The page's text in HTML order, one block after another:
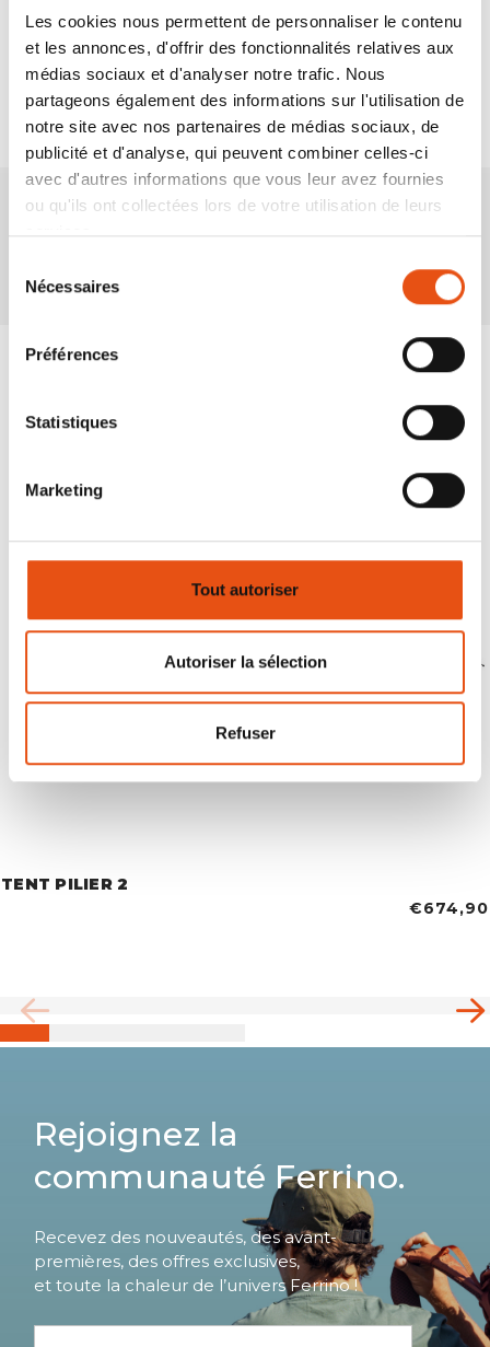
Les cookies nous permettent de personnaliser le contenu
et les annonces, d'offrir des fonctionnalités relatives aux
médias sociaux et d'analyser notre trafic. Nous
partageons également des informations sur l'utilisation de
notre site avec nos partenaires de médias sociaux, de
publicité et d'analyse, qui peuvent combiner celles-ci
avec d'autres informations que vous leur avez fournies
ou qu'ils ont collectées lors de votre utilisation de leurs
services.
Nécessaires
Préférences
Statistiques
Marketing
Tout autoriser
Autoriser la sélection
Refuser
Produits associés
TENT PILIER 2
€674,90
Rejoignez la
communauté Ferrino.
Recevez des nouveautés, des avant-
premières, des offres exclusives,
et toute la chaleur de l’univers Ferrino !